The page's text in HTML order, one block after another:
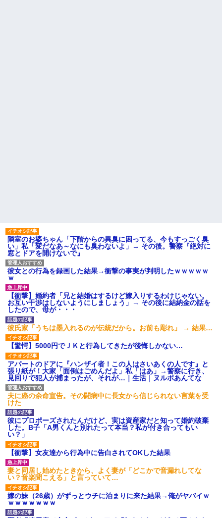
の？ｗｗ」「逆に超安い」
私「ちょっと、人の家の金庫
触らないでよ！」キチママ『そ
こに金庫があったから、開けて
みようとしただけ☆』義兄「泥
は出てけ！二度と来るな！」結
果・・・
私「初めて飲む味だけどなん
のお茶？」彼「ちっ！」私「」
【GIF】JSのカンチョーワロ
タ
後続車にクラクションを鳴ら
され彼氏が逆切れ。「何クラク
ション鳴らしてんだ！降りてこ
いよ！」と怒鳴りだし...
【衝撃】報酬100万円超の治験
募集がこちらｗｗｗｗｗ(※画像
あり)
【ネット騒然】惨殺されたタ
ワマン頂き女子のこの動画、す
げえええええｗｗｗｗｗｗｗｗ
ｗｗｗ
【愕然】白のクラウン俺氏、
高速道路左車線を制限速度で走
った結果wwwwwwwwwwww
百年の恋12-899 食べた量を
張り合ってくる
【悲報】佐藤輝明・・・２軍
でも盛大にやらかす←あまり悲
しませないでくれ
隣室のお婆ちゃん「下階からの異臭に困ってる、今もすっごく臭
い」私「変だなあ～なにも臭わないよ」→ その後。警察『絶対に
窓とドアを開けないで』
彼女との行為を録画した結果→衝撃の事実が判明したｗｗｗｗｗ
ｗ
【衝撃】婚約者「兄と結婚はするけど嫁入りするわけじゃない。
お互い干渉はしないようにしましょう」→ その後に結納金の話を
したので、母が・・・
彼氏家「うちは墨入れるのが伝統だから。お前も彫れ」 → 結果…
【驚愕】5000円でＪＫと行為してきたが後悔しかない…
アパートのドアに『ハンザイ者！この人はさいあくの人です』と
張り紙が！大家「面倒はごめんだよ」私「はあ」→警察に行き、
見回りで犯人が捕まったが、それが…｜生活｜ヌルポあんてな
夫に癌の余命宣告。その闘病中に長女から信じられない言葉を受
けた
彼にプロポーズされたんだけど、実は資産家だと知って婚約破棄
した。B子「A男くんと別れたって本当？私が付き合ってもい
い？」
【衝撃】女友達から行為中に告白されてOKした結果
妻と同居し始めたときから、よく妻が「どこかで音漏れしてな
い？音楽聞こえる」と言っていて…
嫁の妹（26歳）がずっとウチに泊まりに来た結果→俺がヤバイｗ
ｗｗｗｗｗｗｗ